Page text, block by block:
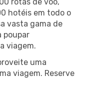
hotéis em todo o
vasta gama de
poupar
viagem.
uma
viagem. Reserve